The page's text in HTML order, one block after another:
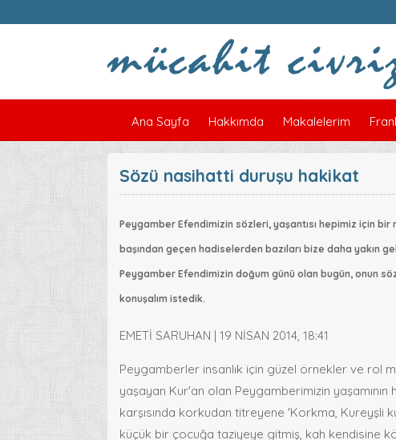
Ana Sayfa Hakkımda Makalelerim
Sözü nasihatti duruşu hakikat
Peygamber Efendimizin sözleri, yaşantısı hepimiz için
başından geçen hadiselerden bazıları bize daha yakın
Peygamber Efendimizin doğum günü olan bugün, onun
konuşalım istedik.
EMETİ SARUHAN | 19 NİSAN 2014, 18:41
Peygamberler insanlık için güzel örnekler ve rol
yaşayan Kur'an olan Peygamberimizin
karşısında korkudan titreyene 'Korkma, Kureyşli
küçük bir çocuğa taziyeye gitmiş, kah kendisine